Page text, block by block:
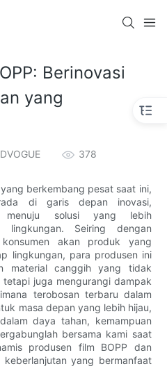
Berinovasi
yang
378
berkembang pesat saat ini,
di garis depan inovasi,
menuju solusi yang lebih
lingkungan. Seiring dengan
konsumen akan produk yang
lingkungan, para produsen ini
material canggih yang tidak
juga mengurangi dampak
terobosan terbaru dalam
masa depan yang lebih hijau,
daya tahan, kemampuan
bersama kami saat
produsen film BOPP dan
yang bermanfaat